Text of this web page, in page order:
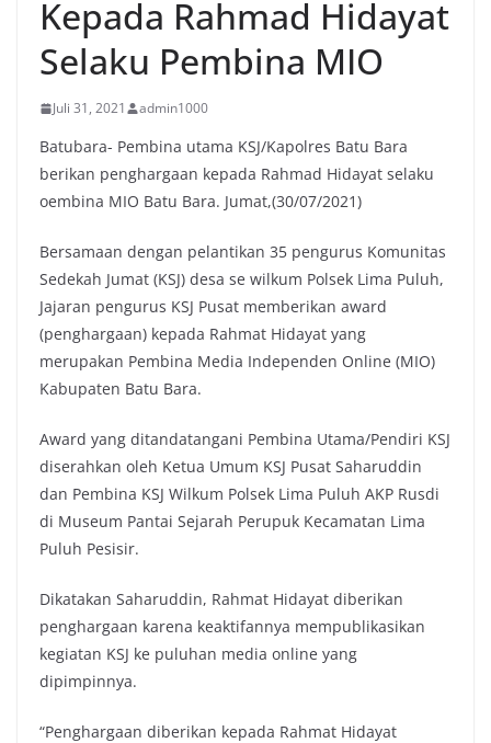
Kepada Rahmad Hidayat
Selaku Pembina MIO
Juli 31, 2021 admin1000
Batubara- Pembina utama KSJ/Kapolres Batu Bara
berikan penghargaan kepada Rahmad Hidayat selaku
oembina MIO Batu Bara. Jumat,(30/07/2021)
Bersamaan dengan pelantikan 35 pengurus Komunitas
Sedekah Jumat (KSJ) desa se wilkum Polsek Lima Puluh,
Jajaran pengurus KSJ Pusat memberikan award
(penghargaan) kepada Rahmat Hidayat yang
merupakan Pembina Media Independen Online (MIO)
Kabupaten Batu Bara.
Award yang ditandatangani Pembina Utama/Pendiri KSJ
diserahkan oleh Ketua Umum KSJ Pusat Saharuddin
dan Pembina KSJ Wilkum Polsek Lima Puluh AKP Rusdi
di Museum Pantai Sejarah Perupuk Kecamatan Lima
Puluh Pesisir.
Dikatakan Saharuddin, Rahmat Hidayat diberikan
penghargaan karena keaktifannya mempublikasikan
kegiatan KSJ ke puluhan media online yang
dipimpinnya.
“Penghargaan diberikan kepada Rahmat Hidayat